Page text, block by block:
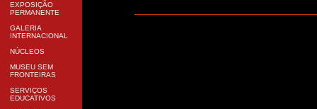
EXPOSIÇÃO
PERMANENTE
GALERIA
INTERNACIONAL
NÚCLEOS
MUSEU SEM
FRONTEIRAS
SERVIÇOS
EDUCATIVOS